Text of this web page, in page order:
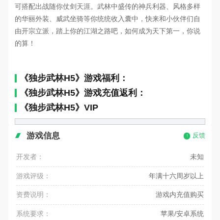
可搭配出战随你仗剑天涯。武林中盛传的神兵利器、风格多样
的华丽外装、威武坐骑等你统统收入囊中，快来和小伙伴们自
由开宗立派，踏上你的江湖之路吧，如何成为天下第一，你说
的算！
《独步武林H5》游戏福利：
《独步武林H5》游戏充值返利：
《独步武林H5》VIP
游戏信息 反馈
开发者： 未知
游戏评级： 年满十六周岁以上
资费说明： 游戏内充值购买
系统要求： 苹果/安卓系统